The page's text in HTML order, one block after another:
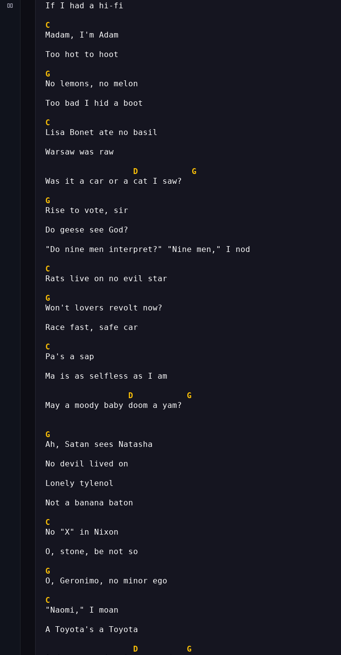
If I had a hi-fi
C
Madam, I'm Adam
Too hot to hoot
G
No lemons, no melon
Too bad I hid a boot
C
Lisa Bonet ate no basil
Warsaw was raw
D
G
Was it a car or a cat I saw?
G
Rise to vote, sir
Do geese see God?
"Do nine men interpret?" "Nine men," I nod
C
Rats live on no evil star
G
Won't lovers revolt now?
Race fast, safe car
C
Pa's a sap
Ma is as selfless as I am
D
G
May a moody baby doom a yam?
G
Ah, Satan sees Natasha
No devil lived on
Lonely tylenol
Not a banana baton
C
No "X" in Nixon
O, stone, be not so
G
O, Geronimo, no minor ego
C
"Naomi," I moan
A Toyota's a Toyota
D
G